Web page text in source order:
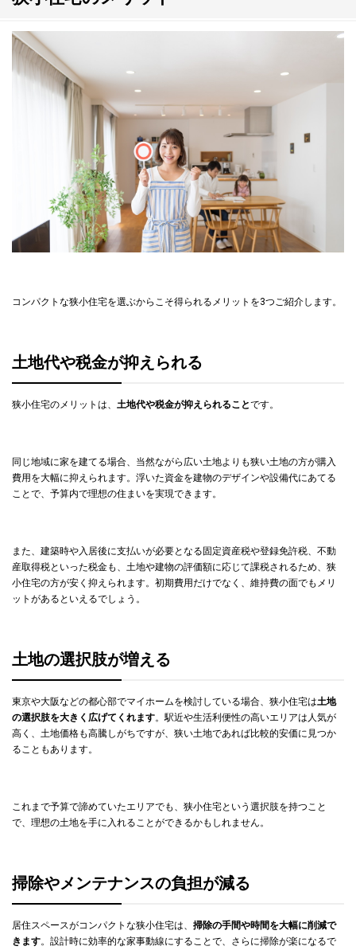
コンパクトな狭小住宅を選ぶからこそ得られるメリットを3つご紹介します。
土地代や税金が抑えられる
狭小住宅のメリットは、 土地代や税金が抑えられることです。
同じ地域に家を建てる場合、当然ながら広い土地よりも狭い土地の方が購入
費用を大幅に抑えられます。浮いた資金を建物のデザインや設備代にあてる
ことで、予算内で理想の住まいを実現できます。
また、建築時や入居後に支払いが必要となる固定資産税や登録免許税、不動
産取得税といった税金も、土地や建物の評価額に応じて課税されるため、狭
小住宅の方が安く抑えられます。初期費用だけでなく、維持費の面でもメリ
ットがあるといえるでしょう。
土地の選択肢が増える
東京や大阪などの都心部でマイホームを検討している場合、狭小住宅は土地
の選択肢を大きく広げてくれます。駅近や生活利便性の高いエリアは人気が
高く、土地価格も高騰しがちですが、狭い土地であれば比較的安価に見つか
ることもあります。
これまで予算で諦めていたエリアでも、狭小住宅という選択肢を持つこと
で、理想の土地を手に入れることができるかもしれません。
掃除やメンテナンスの負担が減る
居住スペースがコンパクトな狭小住宅は、 掃除の手間や時間を大幅に削減で
きます。設計時に効率的な家事動線にすることで、さらに掃除が楽になるで